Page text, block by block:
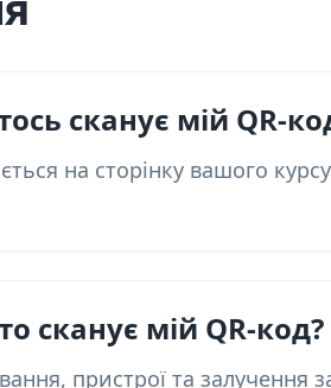
сканує мій QR-
на сторінку вашого
сканує мій QR-код?
пристрої та залучення